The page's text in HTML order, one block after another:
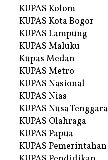
KUPAS Kolom
KUPAS Kota Bogor
KUPAS Lampung
KUPAS Maluku
Kupas Medan
KUPAS Metro
KUPAS Nasional
KUPAS Nias
KUPAS Nusa Tenggara
KUPAS Olahraga
KUPAS Papua
KUPAS Pemerintahan